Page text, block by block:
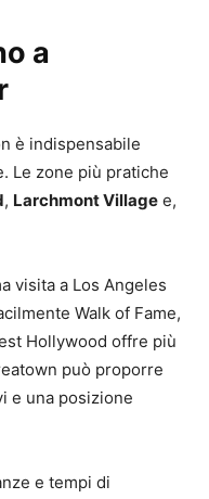
a
è indispensabile
Le zone più pratiche
, Larchmont Village e,
visita a Los Angeles
Walk of Fame,
Hollywood offre più
può proporre
e una posizione
e tempi di